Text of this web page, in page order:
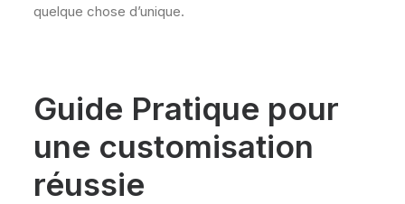
quelque chose d’unique.
Guide Pratique pour
une customisation
réussie